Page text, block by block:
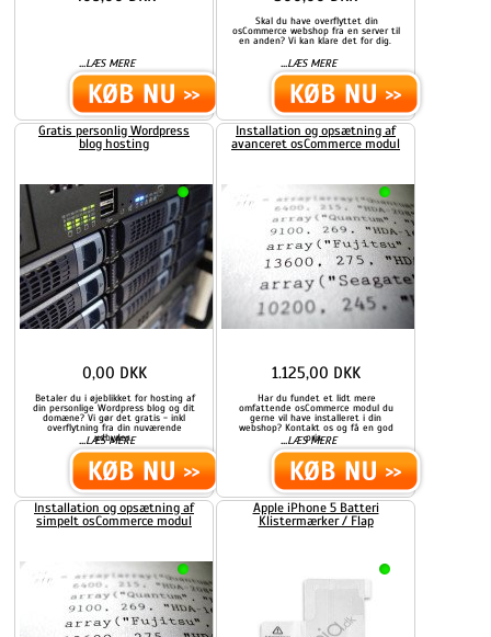
...LÆS MERE
Skal du have overflyttet din
osCommerce webshop fra en server til
en anden? Vi kan klare det for dig.
...LÆS MERE
Gratis personlig Wordpress
blog hosting
Betaler du i øjeblikket for hosting af
din personlige Wordpress blog og dit
domæne? Vi gør det gratis - inkl
overflytning fra din nuværende
udbyder.
...LÆS MERE
0,00 DKK
Installation og opsætning af
avanceret osCommerce modul
Har du fundet et lidt mere
omfattende osCommerce modul du
gerne vil have installeret i din
webshop? Kontakt os og få en god
pris.
...LÆS MERE
1.125,00 DKK
Installation og opsætning af
simpelt osCommerce modul
Apple iPhone 5 Batteri
Klistermærker / Flap